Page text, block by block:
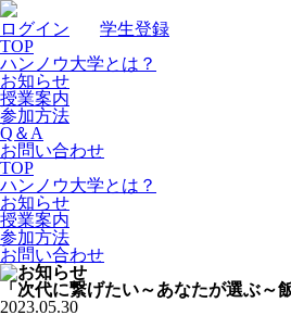
ログイン
学生登録
TOP
ハンノウ大学とは？
お知らせ
授業案内
参加方法
Q＆A
お問い合わせ
TOP
ハンノウ大学とは？
お知らせ
授業案内
参加方法
お問い合わせ
「次代に繋げたい～あなたが選ぶ～
2023.05.30